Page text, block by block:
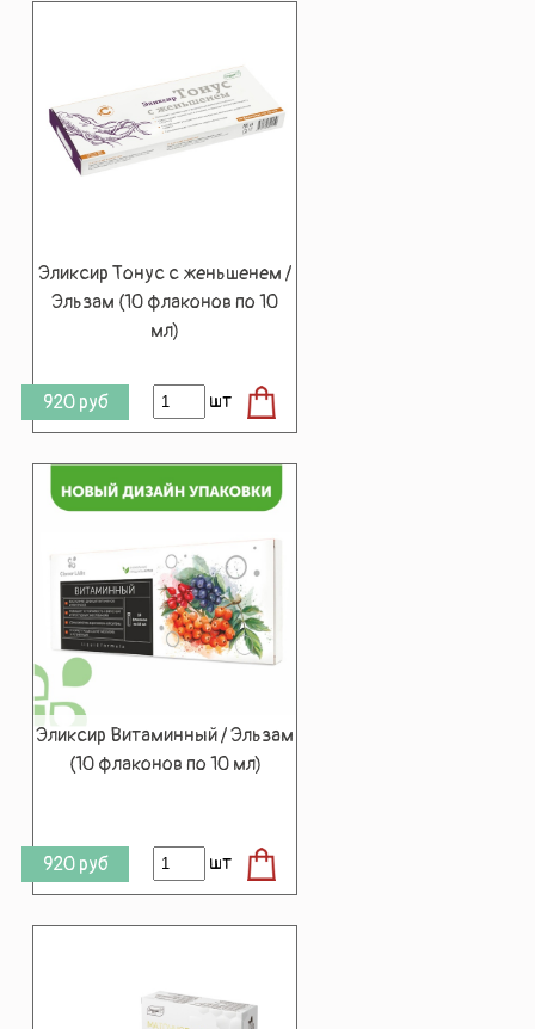
Эликсир Тонус с женьшенем /
Эльзам (10 флаконов по 10
мл)
920 руб шт
Эликсир Витаминный / Эльзам
(10 флаконов по 10 мл)
920 руб шт